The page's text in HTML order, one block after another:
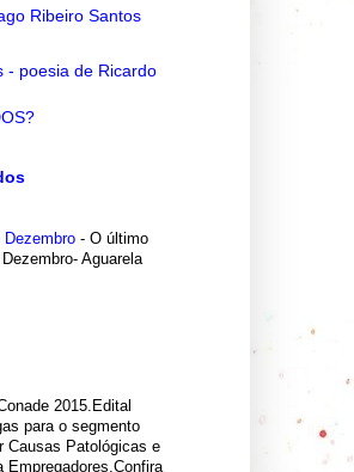
Ribeiro Santos
- poesia de Ricardo
Dezembro - O último
Aguarela
2015.Edital
para o segmento
Causas Patológicas e
Empregadores.Confira